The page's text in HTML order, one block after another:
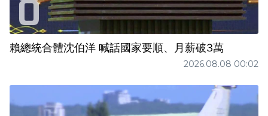
賴總統合體沈伯洋 喊話國家要順、月薪破3萬
2026.08.08 00:02